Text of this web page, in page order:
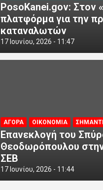
PosoKanei.gov: Στον
πλατφόρμα για την
καταναλωτών
17 Ιουνίου, 2026 - 11:47
ΑΓΟΡΑ ΟΙΚΟΝΟΜΙΑ
Επανεκλογή του
Θεοδωρόπουλου
ΣΕΒ
17 Ιουνίου, 2026 - 11:44